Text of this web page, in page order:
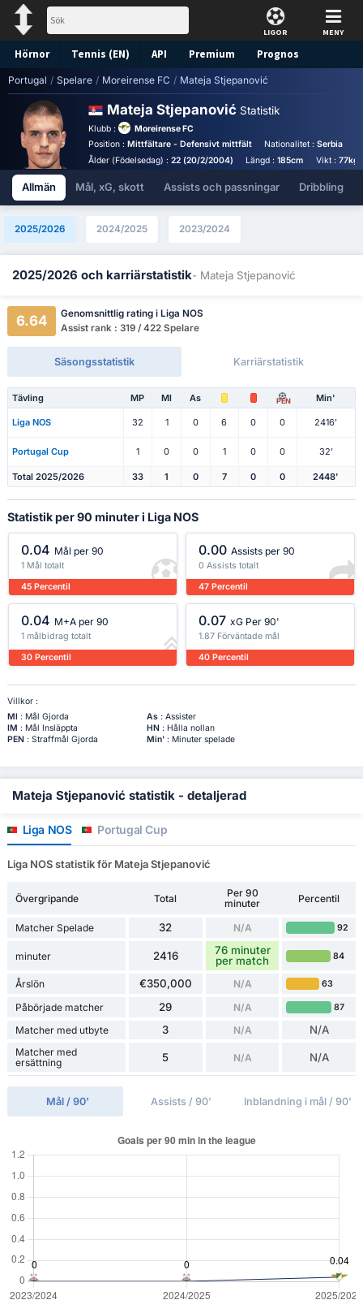
LIGOR MENY
Hörnor Tennis (EN) API Premium Prognos
Portugal / Spelare / Moreirense FC / Mateja Stjepanović
Mateja Stjepanović Statistik
Klubb :
Moreirense FC
Position : Mittfältare - Defensivt mittfält Nationalitet :Serbia
Ålder (Födelsedag) : 22 (20/2/2004) Längd :185cm Vikt : 77kg
Allmän Mål, xG, skott Assists och passningar Dribbling
2025/2026 2024/2025 2023/2024
2025/2026 och karriärstatistik- Mateja Stjepanović
6.64
Genomsnittlig rating i Liga NOS
Assist rank : 319 / 422 Spelare
Säsongsstatistik Karriärstatistik
Tävling MP Ml As PEN Min'
Liga NOS 32 1 0 6 0 0 2416'
Portugal Cup 1 0 0 1 0 0 32'
Total 2025/2026 33 1 0 7 0 0 2448'
Statistik per 90 minuter i Liga NOS
0.04 Mål per 90
1 Mål totalt
45 Percentil
0.00 Assists per 90
0 Assists totalt
47 Percentil
0.04 M+A per 90
1 målbidrag totalt
30 Percentil
0.07 xG Per 90'
1.87 Förväntade mål
40 Percentil
Villkor :
Ml : Mål Gjorda As: Assister
IM : Mål Insläppta HN: Hålla nollan
PEN: Straffmål Gjorda Min': Minuter spelade
Mateja Stjepanović statistik - detaljerad
Liga NOS Portugal Cup
Liga NOS statistik för Mateja Stjepanović
Övergripande Total
Per 90
minuter
Percentil
Matcher Spelade 32 N/A 92
minuter 2416
76 minuter
per match
84
Årslön €350,000 N/A 63
Påbörjade matcher 29 N/A 87
Matcher med utbyte 3 N/A N/A
Matcher med
ersättning
5 N/A N/A
Mål / 90' Assists / 90' Inblandning i mål / 90'